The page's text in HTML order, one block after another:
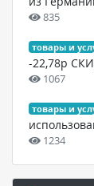
835
товары и
-22,78р
1067
товары и
1234